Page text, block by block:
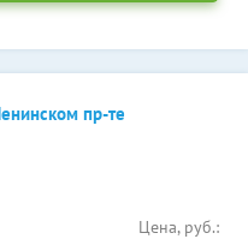
пр-те
Цена, руб.: